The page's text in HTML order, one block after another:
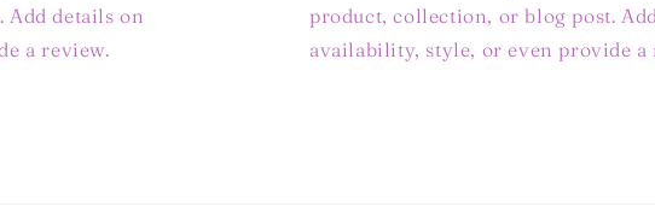
details on
a review.
product, collection, or blog post.
availability, style, or even provide a